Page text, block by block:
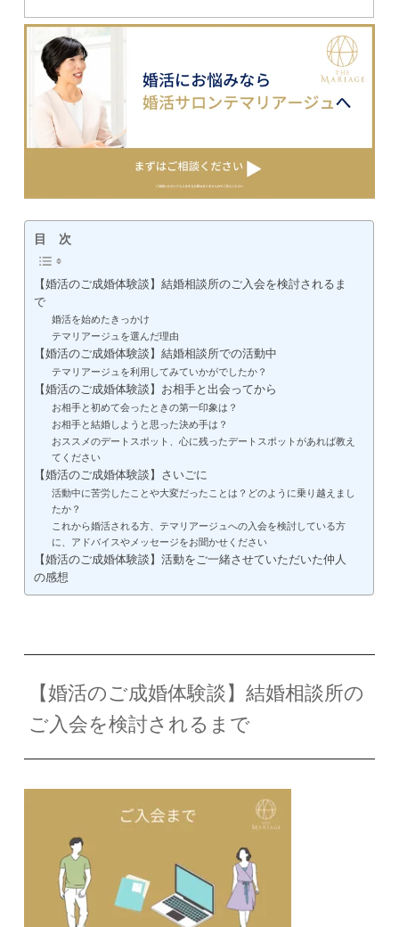
目 次
【婚活のご成婚体験談】結婚相談所のご入会を検討されるま
で
婚活を始めたきっかけ
テマリアージュを選んだ理由
【婚活のご成婚体験談】結婚相談所での活動中
テマリアージュを利用してみていかがでしたか？
【婚活のご成婚体験談】お相手と出会ってから
お相手と初めて会ったときの第一印象は？
お相手と結婚しようと思った決め手は？
おススメのデートスポット、心に残ったデートスポットがあれば教え
てください
【婚活のご成婚体験談】さいごに
活動中に苦労したことや大変だったことは？どのように乗り越えまし
たか？
これから婚活される方、テマリアージュへの入会を検討している方
に、アドバイスやメッセージをお聞かせください
【婚活のご成婚体験談】活動をご一緒させていただいた仲人
の感想
【婚活のご成婚体験談】結婚相談所の
ご入会を検討されるまで